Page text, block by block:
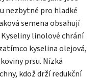
nezbytné pro hladké
semena obsahují
linolové chrání
kyselina olejová,
prsu. Nízká
kdož drží redukční